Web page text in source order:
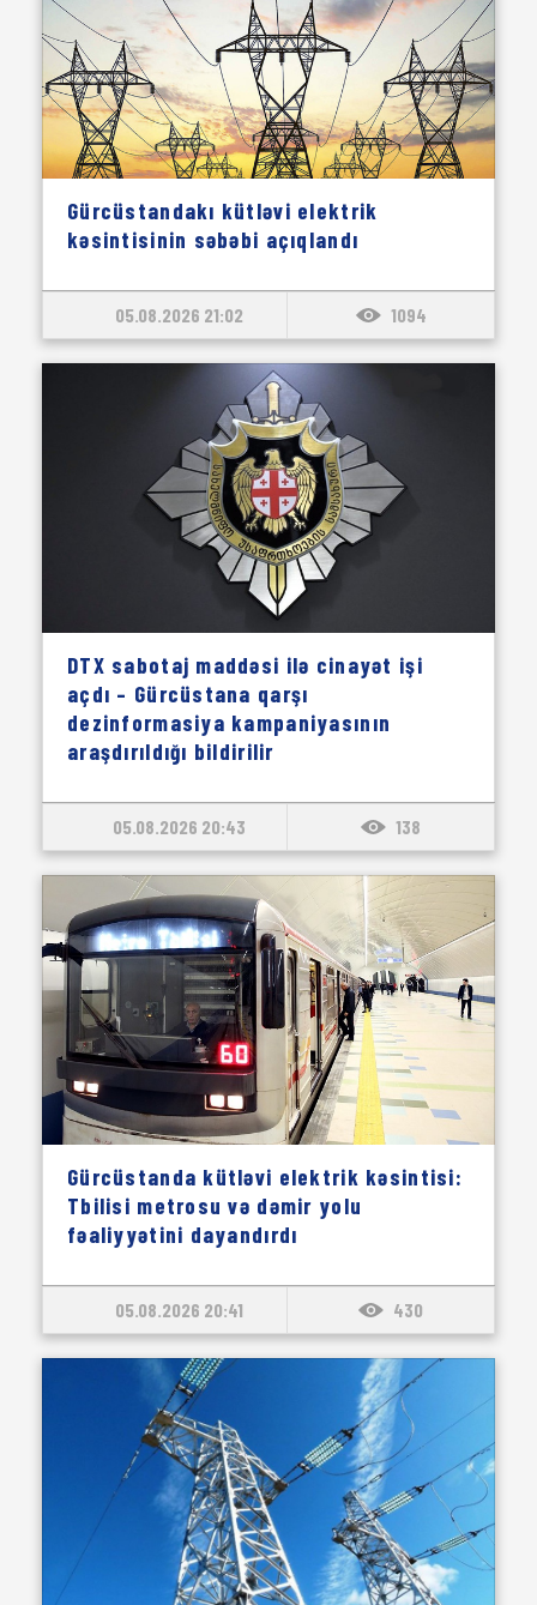
Gürcüstandakı kütləvi elektrik
kəsintisinin səbəbi açıqlandı
05.08.2026 21:02 1094
DTX sabotaj maddəsi ilə cinayət işi
açdı – Gürcüstana qarşı
dezinformasiya kampaniyasının
araşdırıldığı bildirilir
05.08.2026 20:43 138
Gürcüstanda kütləvi elektrik kəsintisi:
Tbilisi metrosu və dəmir yolu
fəaliyyətini dayandırdı
05.08.2026 20:41 430